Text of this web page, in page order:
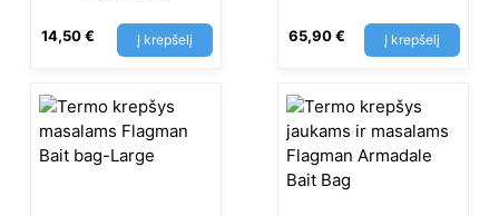
14,50€ Į krepšelį 65,90€ Į krepšelį